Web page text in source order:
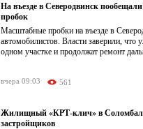
На въезде в Северодвинск
пробок
Масштабные пробки на въезде в
автомобилистов. Власти заверили,
одном участке и продолжат ремонт
вчера 09:03 561
Жилищный «КРТ-клич» в Соломбале
застройщиков